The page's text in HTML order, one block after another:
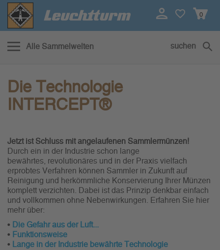
0
Alle Sammelwelten suchen
Intercept
Die Technologie
INTERCEPT®
Jetzt ist Schluss mit angelaufenen Sammlermünzen!
Durch ein in der Industrie schon lange
bewährtes, revolutionäres und in der Praxis vielfach
erprobtes Verfahren können Sammler in Zukunft auf
Reinigung und herkömmliche Konservierung Ihrer Münzen
komplett verzichten. Dabei ist das Prinzip denkbar einfach
und vollkommen ohne Nebenwirkungen. Erfahren Sie hier
mehr über:
• Die Gefahr aus der Luft...
• Funktionsweise
• Lange in der Industrie bewährte Technologie